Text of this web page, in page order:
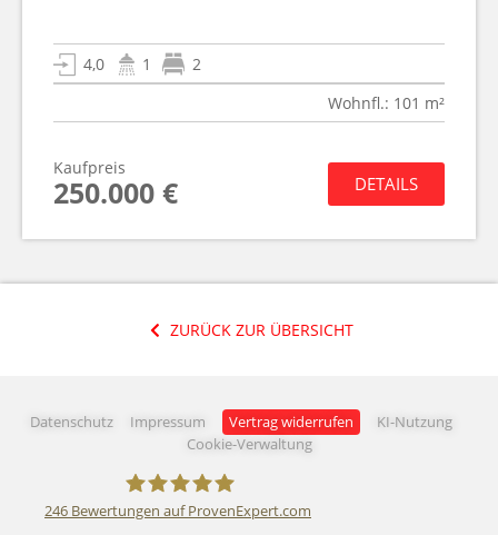
Datenschutz Impressum Vertrag widerrufen
KI-Nutzung
Cookie-Verwaltung
246 Bewertungen auf ProvenExpert.com
4,0 1
2
Wohnfl.: 101 m²
Kaufpreis
250.000 € DETAILS
ZURÜCK ZUR ÜBERSICHT